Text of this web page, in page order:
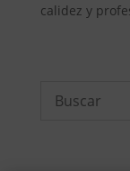
calidez y